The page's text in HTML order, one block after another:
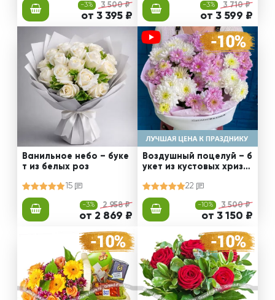
-3% 3 500 ₽
от 3 395 ₽
-3% 3 710 ₽
от 3 599 ₽
Ванильное небо – буке
т из белых роз
15
-3% 2 958 ₽
от 2 869 ₽
Воздушный поцелуй – б
укет из кустовых хриза
22
-10% 3 500 ₽
от 3 150 ₽